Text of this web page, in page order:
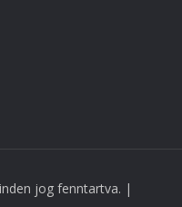
jog fenntartva. |